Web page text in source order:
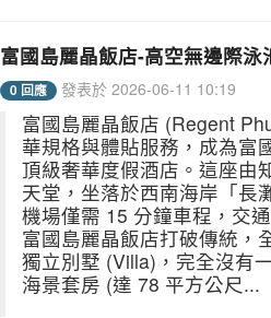
富國島麗晶飯店-高空無邊際泳
0 回應 發表於 2026-06-11 10:19
富國島麗晶飯店 (Regent
華規格與體貼服務，成為富
頂級奢華度假酒店。這座由
天堂，坐落於西南海岸「長
機場僅需 15 分鐘車程，交
富國島麗晶飯店打破傳統，
獨立別墅 (Villa)，完全沒有
海景套房 (達 78 平方公尺...